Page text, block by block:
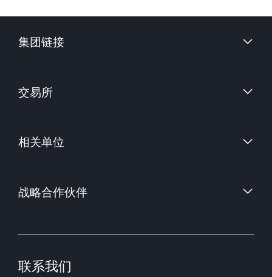
集团链接
交易所
中国金融期货交易所
大连商品交易所
相关单位
中国期货业协会
战略合作伙伴
联系我们